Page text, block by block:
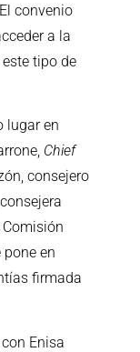
convenio
a la
tipo de
lugar en
Chief
consejero
pone en
firmada
Enisa